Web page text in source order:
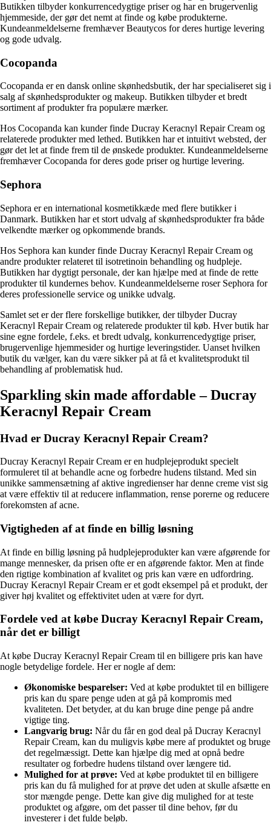
Butikken tilbyder konkurrencedygtige priser og har en brugervenlig
hjemmeside, der gør det nemt at finde og købe produkterne.
Kundeanmeldelserne fremhæver Beautycos for deres hurtige levering
og gode udvalg.
Cocopanda
Cocopanda er en dansk online skønhedsbutik, der har specialiseret sig i
salg af skønhedsprodukter og makeup. Butikken tilbyder et bredt
sortiment af produkter fra populære mærker.
Hos Cocopanda kan kunder finde Ducray Keracnyl Repair Cream og
relaterede produkter med lethed. Butikken har et intuitivt websted, der
gør det let at finde frem til de ønskede produkter. Kundeanmeldelserne
fremhæver Cocopanda for deres gode priser og hurtige levering.
Sephora
Sephora er en international kosmetikkæde med flere butikker i
Danmark. Butikken har et stort udvalg af skønhedsprodukter fra både
velkendte mærker og opkommende brands.
Hos Sephora kan kunder finde Ducray Keracnyl Repair Cream og
andre produkter relateret til isotretinoin behandling og hudpleje.
Butikken har dygtigt personale, der kan hjælpe med at finde de rette
produkter til kundernes behov. Kundeanmeldelserne roser Sephora for
deres professionelle service og unikke udvalg.
Samlet set er der flere forskellige butikker, der tilbyder Ducray
Keracnyl Repair Cream og relaterede produkter til køb. Hver butik har
sine egne fordele, f.eks. et bredt udvalg, konkurrencedygtige priser,
brugervenlige hjemmesider og hurtige leveringstider. Uanset hvilken
butik du vælger, kan du være sikker på at få et kvalitetsprodukt til
behandling af problematisk hud.
Sparkling skin made affordable – Ducray
Keracnyl Repair Cream
Hvad er Ducray Keracnyl Repair Cream?
Ducray Keracnyl Repair Cream er en hudplejeprodukt specielt
formuleret til at behandle acne og forbedre hudens tilstand. Med sin
unikke sammensætning af aktive ingredienser har denne creme vist sig
at være effektiv til at reducere inflammation, rense porerne og reducere
forekomsten af acne.
Vigtigheden af at finde en billig løsning
At finde en billig løsning på hudplejeprodukter kan være afgørende for
mange mennesker, da prisen ofte er en afgørende faktor. Men at finde
den rigtige kombination af kvalitet og pris kan være en udfordring.
Ducray Keracnyl Repair Cream er et godt eksempel på et produkt, der
giver høj kvalitet og effektivitet uden at være for dyrt.
Fordele ved at købe Ducray Keracnyl Repair Cream,
når det er billigt
At købe Ducray Keracnyl Repair Cream til en billigere pris kan have
nogle betydelige fordele. Her er nogle af dem:
Økonomiske besparelser: Ved at købe produktet til en billigere
pris kan du spare penge uden at gå på kompromis med
kvaliteten. Det betyder, at du kan bruge dine penge på andre
vigtige ting.
Langvarig brug: Når du får en god deal på Ducray Keracnyl
Repair Cream, kan du muligvis købe mere af produktet og bruge
det regelmæssigt. Dette kan hjælpe dig med at opnå bedre
resultater og forbedre hudens tilstand over længere tid.
Mulighed for at prøve: Ved at købe produktet til en billigere
pris kan du få mulighed for at prøve det uden at skulle afsætte en
stor mængde penge. Dette kan give dig mulighed for at teste
produktet og afgøre, om det passer til dine behov, før du
investerer i det fulde beløb.